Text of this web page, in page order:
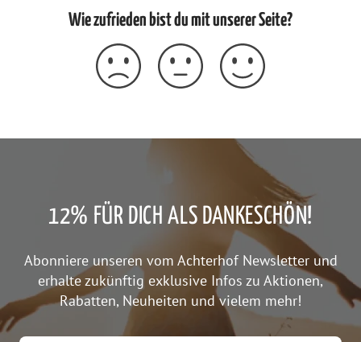
Wie zufrieden bist du mit unserer Seite?
12% FÜR DICH ALS DANKESCHÖN!
Abonniere unseren vom Achterhof Newsletter und
erhalte zukünftig exklusive Infos zu Aktionen,
Rabatten, Neuheiten und vielem mehr!